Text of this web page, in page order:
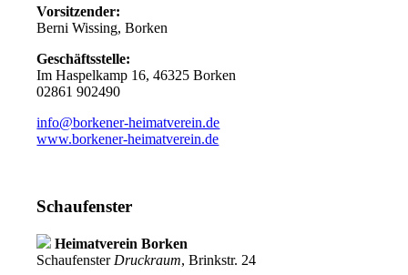
Vorsitzender:
Berni Wissing, Borken
Geschäftsstelle:
Im Haspelkamp 16, 46325 Borken
02861 902490
info@borkener-heimatverein.de
www.borkener-heimatverein.de
Schaufenster
Heimatverein Borken
Schaufenster Druckraum, Brinkstr. 24